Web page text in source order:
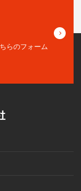
らのフォーム